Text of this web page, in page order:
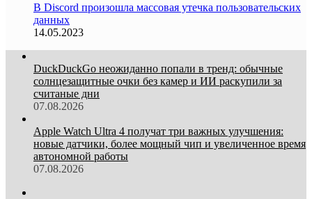
В Discord произошла массовая утечка пользовательских
данных
14.05.2023
DuckDuckGo неожиданно попали в тренд: обычные
солнцезащитные очки без камер и ИИ раскупили за
считаные дни
07.08.2026
Apple Watch Ultra 4 получат три важных улучшения:
новые датчики, более мощный чип и увеличенное время
автономной работы
07.08.2026